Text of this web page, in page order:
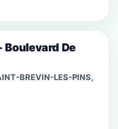
Boulevard De
BREVIN-LES-PINS,